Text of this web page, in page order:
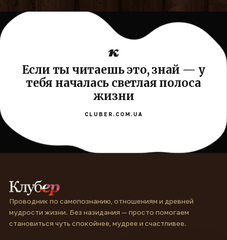
Если ты читаешь это, знай — у
тебя началась светлая полоса
жизни
CLUBER.COM.UA
Проводник по самопознанию, отношениям и древней
мудрости жизни. Без назидания — просто помогаем
становиться чуть спокойнее, мудрее и счастливее.